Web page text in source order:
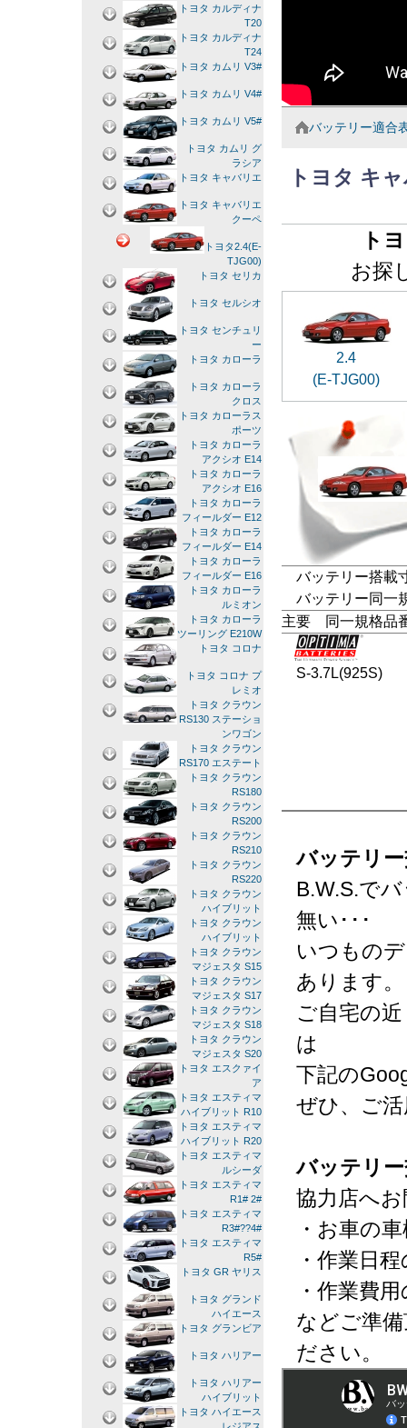
バッテリー適合
トヨタ キ
ト
お探
2.4
(E-TJG00)
バッテリー搭載
バッテリー同一
主要 同一規格品
S-3.7L(925S)
バッテリ
B.W.S.で
無い･･･
いつもの
あります
ご自宅の
は
下記の
ぜひ、ご
バッテリ
協力店へ
・お車の
・作業日
・作業費
などご準
ださい。
トヨタ カルディナ
T20
トヨタ カルディナ
T24
トヨタ カムリ V3#
トヨタ カムリ V4#
トヨタ カムリ V5#
トヨタ カムリ グ
ラシア
トヨタ キャバリエ
トヨタ キャバリエ
クーペ
トヨタ2.4(E-
TJG00)
トヨタ セリカ
トヨタ セルシオ
トヨタ センチュリ
ー
トヨタ カローラ
トヨタ カローラ
クロス
トヨタ カローラス
ポーツ
トヨタ カローラ
アクシオ E14
トヨタ カローラ
アクシオ E16
トヨタ カローラ
フィールダー E12
トヨタ カローラ
フィールダー E14
トヨタ カローラ
フィールダー E16
トヨタ カローラ
ルミオン
トヨタ カローラ
ツーリング E210W
トヨタ コロナ
トヨタ コロナ プ
レミオ
トヨタ クラウン
RS130 ステーショ
ンワゴン
トヨタ クラウン
RS170 エステート
トヨタ クラウン
RS180
トヨタ クラウン
RS200
トヨタ クラウン
RS210
トヨタ クラウン
RS220
トヨタ クラウン
ハイブリット
トヨタ クラウン
ハイブリット
トヨタ クラウン
マジェスタ S15
トヨタ クラウン
マジェスタ S17
トヨタ クラウン
マジェスタ S18
トヨタ クラウン
マジェスタ S20
トヨタ エスクァイ
ア
トヨタ エスティマ
ハイブリット R10
トヨタ エスティマ
ハイブリット R20
トヨタ エスティマ
ルシーダ
トヨタ エスティマ
R1# 2#
トヨタ エスティマ
R3#??4#
トヨタ エスティマ
R5#
トヨタ GR ヤリス
トヨタ グランド
ハイエース
トヨタ グランビア
トヨタ ハリアー
トヨタ ハリアー
ハイブリット
トヨタ ハイエース